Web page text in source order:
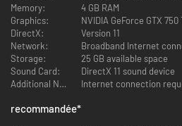
joueurs, laissez-vous submerger par les
époustouflants.
Désormais, seules les braises subsistent.
ténèbres... encore une fois !
Memory:
4 GB RAM
Graphics:
NVIDIA GeForce GTX
DirectX:
Version 11
Network:
Broadband Internet
Storage:
25 GB available space
Sound Card:
DirectX 11 sound device
Additional Notes:
Internet connection
recommandée*